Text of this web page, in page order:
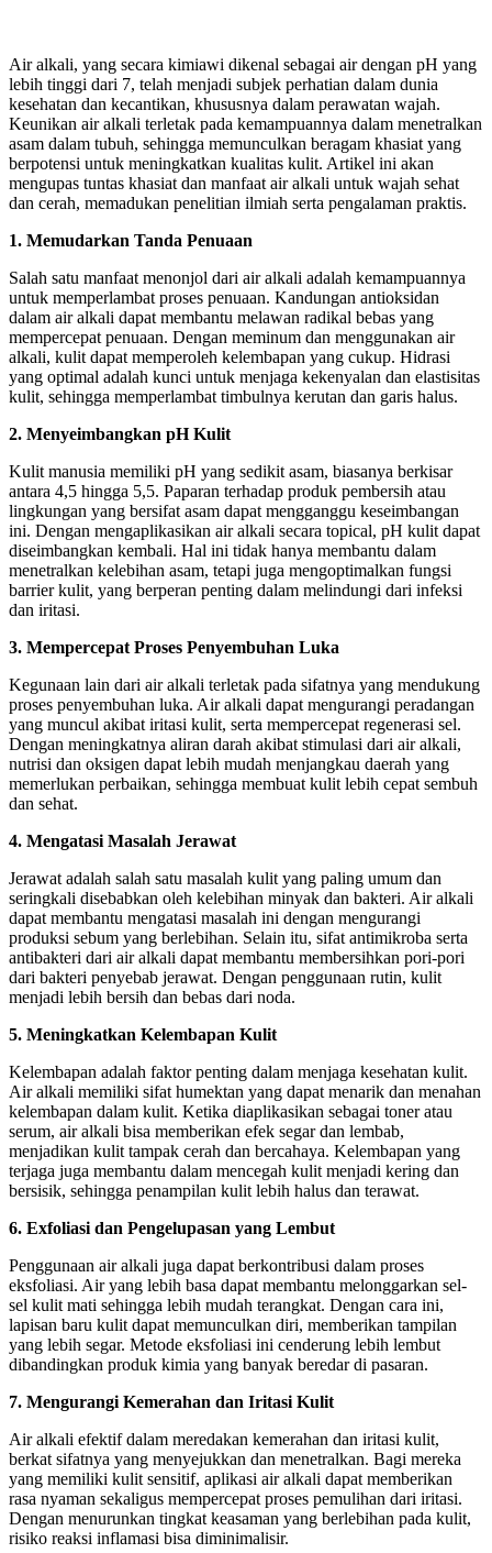
Air alkali, yang secara kimiawi dikenal sebagai air dengan pH yang
lebih tinggi dari 7, telah menjadi subjek perhatian dalam dunia
kesehatan dan kecantikan, khususnya dalam perawatan wajah.
Keunikan air alkali terletak pada kemampuannya dalam menetralkan
asam dalam tubuh, sehingga memunculkan beragam khasiat yang
berpotensi untuk meningkatkan kualitas kulit. Artikel ini akan
mengupas tuntas khasiat dan manfaat air alkali untuk wajah sehat
dan cerah, memadukan penelitian ilmiah serta pengalaman praktis.
1. Memudarkan Tanda Penuaan
Salah satu manfaat menonjol dari air alkali adalah kemampuannya
untuk memperlambat proses penuaan. Kandungan antioksidan
dalam air alkali dapat membantu melawan radikal bebas yang
mempercepat penuaan. Dengan meminum dan menggunakan air
alkali, kulit dapat memperoleh kelembapan yang cukup. Hidrasi
yang optimal adalah kunci untuk menjaga kekenyalan dan elastisitas
kulit, sehingga memperlambat timbulnya kerutan dan garis halus.
2. Menyeimbangkan pH Kulit
Kulit manusia memiliki pH yang sedikit asam, biasanya berkisar
antara 4,5 hingga 5,5. Paparan terhadap produk pembersih atau
lingkungan yang bersifat asam dapat mengganggu keseimbangan
ini. Dengan mengaplikasikan air alkali secara topical, pH kulit dapat
diseimbangkan kembali. Hal ini tidak hanya membantu dalam
menetralkan kelebihan asam, tetapi juga mengoptimalkan fungsi
barrier kulit, yang berperan penting dalam melindungi dari infeksi
dan iritasi.
3. Mempercepat Proses Penyembuhan Luka
Kegunaan lain dari air alkali terletak pada sifatnya yang mendukung
proses penyembuhan luka. Air alkali dapat mengurangi peradangan
yang muncul akibat iritasi kulit, serta mempercepat regenerasi sel.
Dengan meningkatnya aliran darah akibat stimulasi dari air alkali,
nutrisi dan oksigen dapat lebih mudah menjangkau daerah yang
memerlukan perbaikan, sehingga membuat kulit lebih cepat sembuh
dan sehat.
4. Mengatasi Masalah Jerawat
Jerawat adalah salah satu masalah kulit yang paling umum dan
seringkali disebabkan oleh kelebihan minyak dan bakteri. Air alkali
dapat membantu mengatasi masalah ini dengan mengurangi
produksi sebum yang berlebihan. Selain itu, sifat antimikroba serta
antibakteri dari air alkali dapat membantu membersihkan pori-pori
dari bakteri penyebab jerawat. Dengan penggunaan rutin, kulit
menjadi lebih bersih dan bebas dari noda.
5. Meningkatkan Kelembapan Kulit
Kelembapan adalah faktor penting dalam menjaga kesehatan kulit.
Air alkali memiliki sifat humektan yang dapat menarik dan menahan
kelembapan dalam kulit. Ketika diaplikasikan sebagai toner atau
serum, air alkali bisa memberikan efek segar dan lembab,
menjadikan kulit tampak cerah dan bercahaya. Kelembapan yang
terjaga juga membantu dalam mencegah kulit menjadi kering dan
bersisik, sehingga penampilan kulit lebih halus dan terawat.
6. Exfoliasi dan Pengelupasan yang Lembut
Penggunaan air alkali juga dapat berkontribusi dalam proses
eksfoliasi. Air yang lebih basa dapat membantu melonggarkan sel-
sel kulit mati sehingga lebih mudah terangkat. Dengan cara ini,
lapisan baru kulit dapat memunculkan diri, memberikan tampilan
yang lebih segar. Metode eksfoliasi ini cenderung lebih lembut
dibandingkan produk kimia yang banyak beredar di pasaran.
7. Mengurangi Kemerahan dan Iritasi Kulit
Air alkali efektif dalam meredakan kemerahan dan iritasi kulit,
berkat sifatnya yang menyejukkan dan menetralkan. Bagi mereka
yang memiliki kulit sensitif, aplikasi air alkali dapat memberikan
rasa nyaman sekaligus mempercepat proses pemulihan dari iritasi.
Dengan menurunkan tingkat keasaman yang berlebihan pada kulit,
risiko reaksi inflamasi bisa diminimalisir.